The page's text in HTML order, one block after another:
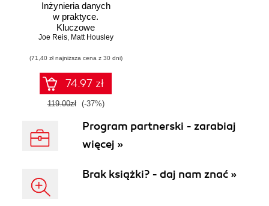
Inżynieria danych
w praktyce.
Kluczowe
koncepcje i
technologie
Joe Reis, Matt Housley
(71,40 zł najniższa cena z 30 dni)
74.97 zł
119.00zł (-37%)
Program partnerski - zarabiaj
więcej »
Brak książki? - daj nam znać »